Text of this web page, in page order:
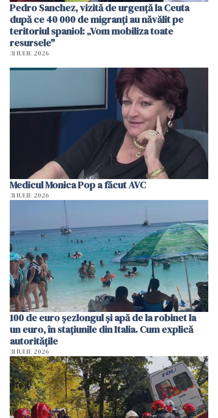
Pedro Sanchez, vizită de urgență la Ceuta
după ce 40 000 de migranți au năvălit pe
teritoriul spaniol: „Vom mobiliza toate
resursele"
31 IULIE 2026
Medicul Monica Pop a făcut AVC
31 IULIE 2026
100 de euro șezlongul și apă de la robinet la
un euro, în stațiunile din Italia. Cum explică
autoritățile
31 IULIE 2026